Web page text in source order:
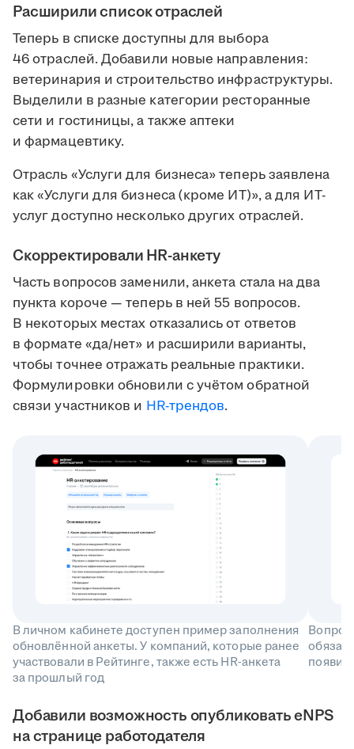
Расширили список отраслей
Теперь в списке доступны для выбора
46 отраслей. Добавили новые направления:
ветеринария и строительство инфраструктуры.
Выделили в разные категории ресторанные
сети и гостиницы, а также аптеки
и фармацевтику.
Отрасль «Услуги для бизнеса» теперь заявлена
как «Услуги для бизнеса (кроме ИТ)», а для ИТ-
услуг доступно несколько других отраслей.
Скорректировали HR-анкету
Часть вопросов заменили, анкета стала на два
пункта короче — теперь в ней 55 вопросов.
В некоторых местах отказались от ответов
в формате «да/нет» и расширили варианты,
чтобы точнее отражать реальные практики.
Формулировки обновили с учётом обратной
связи участников и HR-трендов.
В личном кабинете доступен пример заполнения
обновлённой анкеты. У компаний, которые ранее
участвовали в Рейтинге, также есть HR-анкета
за прошлый год
Добавили возможность опубликовать eNPS
на странице работодателя